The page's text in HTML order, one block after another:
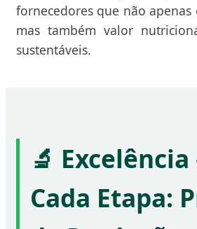
fornecedores que não apenas
mas também valor
sustentáveis.
🔬
Cada Etapa: